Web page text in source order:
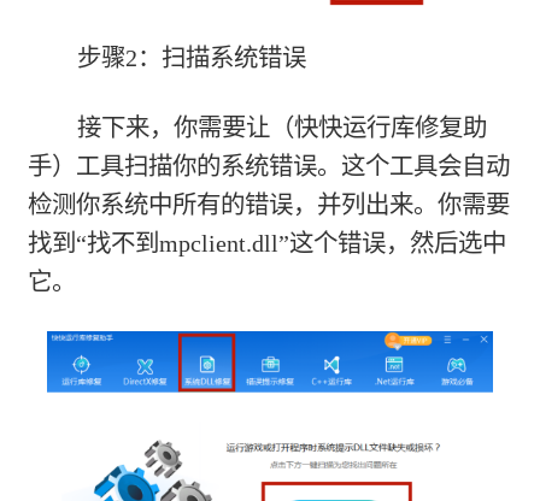
步骤2：扫描系统错误
接下来，你需要让（快快运行库修复助
手）工具扫描你的系统错误。这个工具会自动
检测你系统中所有的错误，并列出来。你需要
找到“找不到mpclient.dll”这个错误，然后选中
它。